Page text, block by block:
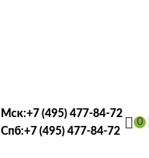
Мск:+7 (495) 477-84-72
Спб:+7 (495) 477-84-72
0